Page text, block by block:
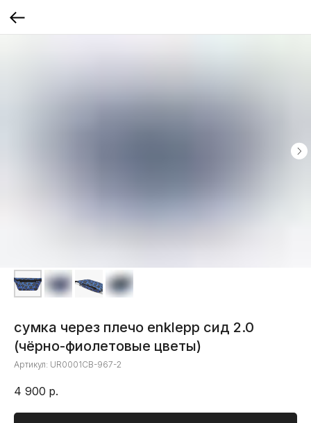
сумка через плечо enklepp сид 2.0
(чёрно-фиолетовые цветы)
Артикул: UR0001CB-967-2
4 900 р.